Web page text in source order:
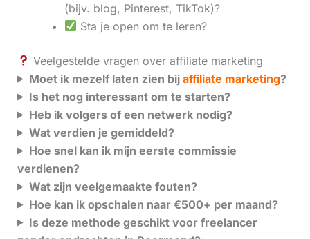
(bijv. blog, Pinterest, TikTok)?
Sta je open om te leren?
Veelgestelde vragen over affiliate marketing
Moet ik mezelf laten zien bij affiliate marketing?
Is het nog interessant om te starten?
Heb ik volgers of een netwerk nodig?
Wat verdien je gemiddeld?
Hoe snel kan ik mijn eerste commissie
verdienen?
Wat zijn veelgemaakte fouten?
Hoe kan ik opschalen naar €500+ per maand?
Is deze methode geschikt voor freelancer